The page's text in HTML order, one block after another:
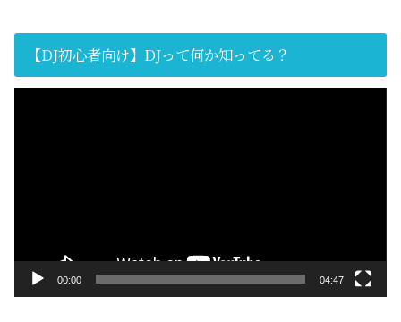
【DJ初心者向け】DJって何か知ってる？
00:00 04:47